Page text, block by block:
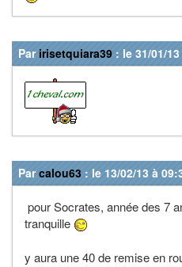
Par irisetquiara39 : le 31/01/
Parcalou63 : le 13/02/13 à
pour Socrates, année des 7
tranquille
y aura une 40 de remise en